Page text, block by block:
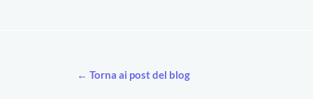
← Torna ai post del blog